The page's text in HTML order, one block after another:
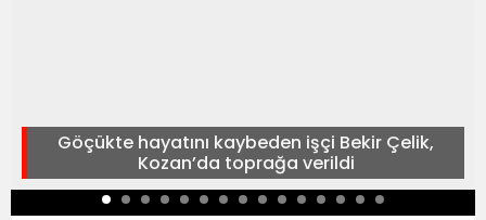
Göçükte hayatını kaybeden işçi Bekir Çelik,
Kozan’da toprağa verildi